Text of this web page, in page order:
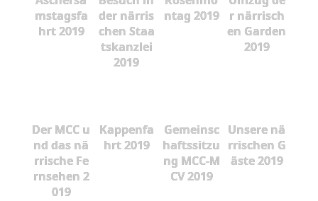
mstagsfa
hrt 2019
der närris
chen Staa
tskanzlei
2019
ntag 2019
r närrisch
en Garden
2019
Der MCC u
nd das nä
rrische Fe
rnsehen 2
019
Kappenfa
hrt 2019
Gemeinsc
haftssitzu
ng MCC-M
CV 2019
Unsere nä
rrischen G
äste 2019